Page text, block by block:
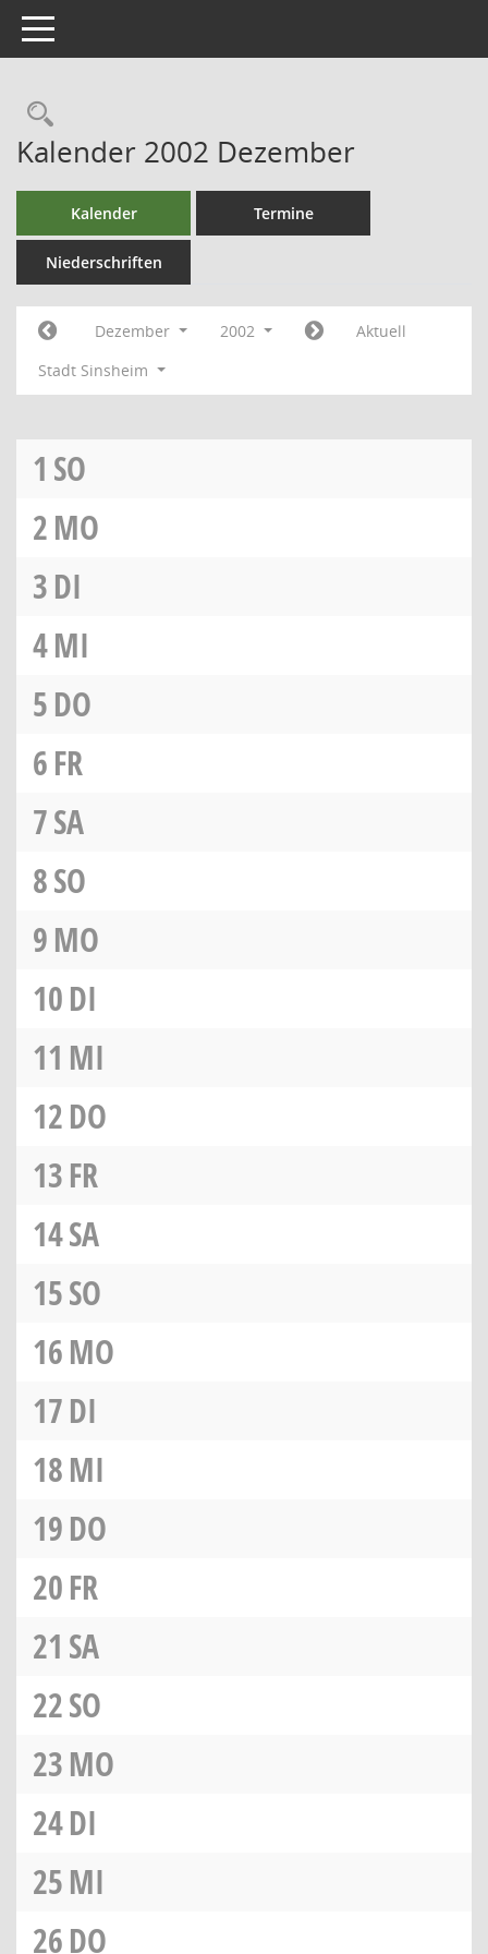
Toggle navigation
Kalender 2002 Dezember
Kalender Termine
Niederschriften
Dezember 2002
Aktuell
Stadt Sinsheim
1 SO
2MO
3DI
4MI
5DO
6FR
7SA
8SO
9MO
10DI
11 MI
12DO
13FR
14SA
15SO
16MO
17DI
18MI
19DO
20FR
21 SA
22SO
23MO
24DI
25MI
26DO